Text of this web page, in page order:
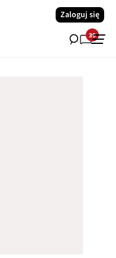
Zaloguj się
39